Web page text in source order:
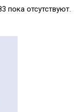
пока отсутствуют.